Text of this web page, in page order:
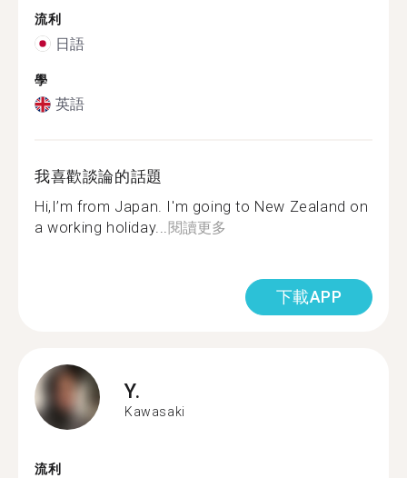
流利
日語
學
英語
我喜歡談論的話題
Hi,I’m from Japan. I'm going to New Zealand on
a working holiday...閱讀更多
下載APP
Y.
Kawasaki
流利